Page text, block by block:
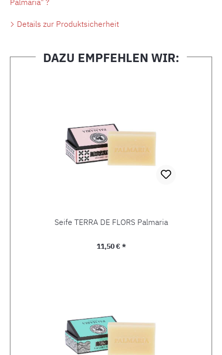
Details zur Produktsicherheit
DAZU EMPFEHLEN WIR:
Seife TERRA DE FLORS Palmaria
Regulärer Preis:
11,50 € *